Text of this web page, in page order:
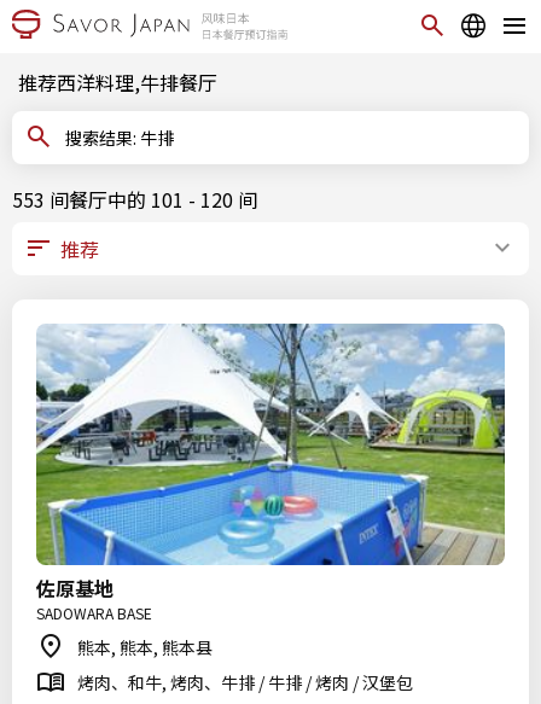
推荐西洋料理,牛排餐厅
搜索结果: 牛排
553 间餐厅中的 101 - 120 间
佐原基地
SADOWARA BASE
熊本, 熊本, 熊本县
烤肉、和牛, 烤肉、牛排 / 牛排 / 烤肉 / 汉堡包